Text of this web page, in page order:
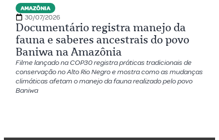
AMAZÔNIA
30/07/2026
Documentário registra manejo da
fauna e saberes ancestrais do povo
Baniwa na Amazônia
Filme lançado na COP30 registra práticas tradicionais de
conservação no Alto Rio Negro e mostra como as mudanças
climáticas afetam o manejo da fauna realizado pelo povo
Baniwa